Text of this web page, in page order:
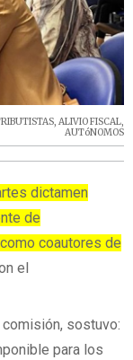
, ALIVIO FISCAL,
AUTóNOMOS
dictamen
de
coautores de
el
sostuvo:
para los